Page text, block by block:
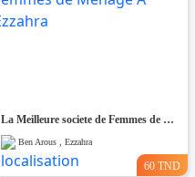
La Meilleure societe de Femmes de Ménage A Ezzahra
Ben Arous , Ezzahra
60 TND